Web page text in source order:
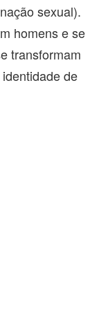
sexual).
homens e se
transformam
de